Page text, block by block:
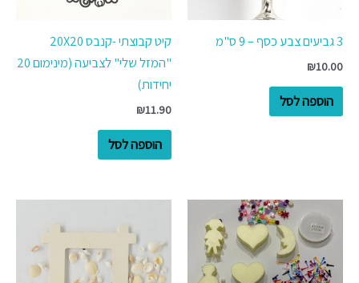
3 גביעים צבע כסף – 9 ס"מ
₪10.00
הוספה לסל
קיט קבוצתי -קנבס 20X20
"המזל שלי" לצביעה (מינימום 20
יחידות)
₪11.90
הוספה לסל